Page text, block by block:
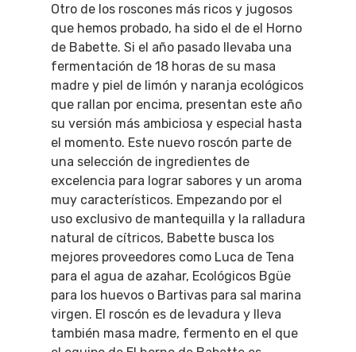
Otro de los roscones más ricos y jugosos
que hemos probado, ha sido el de el Horno
de Babette. Si el año pasado llevaba una
fermentación de 18 horas de su masa
madre y piel de limón y naranja ecológicos
que rallan por encima, presentan este año
su versión más ambiciosa y especial hasta
el momento. Este nuevo roscón parte de
una selección de ingredientes de
excelencia para lograr sabores y un aroma
muy característicos. Empezando por el
uso exclusivo de mantequilla y la ralladura
natural de cítricos, Babette busca los
mejores proveedores como Luca de Tena
para el agua de azahar, Ecológicos Bgüe
para los huevos o Bartivas para sal marina
virgen. El roscón es de levadura y lleva
también masa madre, fermento en el que